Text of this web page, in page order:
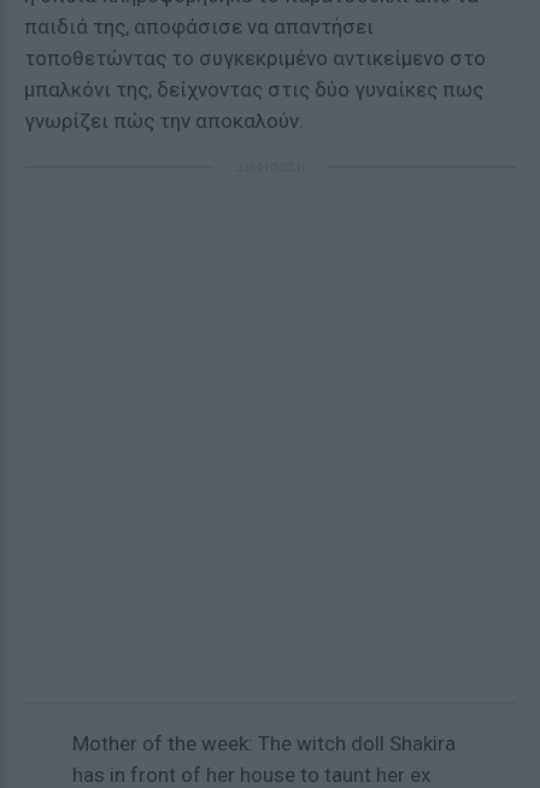
παιδιά της, αποφάσισε να απαντήσει
τοποθετώντας το συγκεκριμένο αντικείμενο στο
μπαλκόνι της, δείχνοντας στις δύο γυναίκες πως
γνωρίζει πώς την αποκαλούν.
Mother of the week: The witch doll Shakira
has in front of her house to taunt her ex